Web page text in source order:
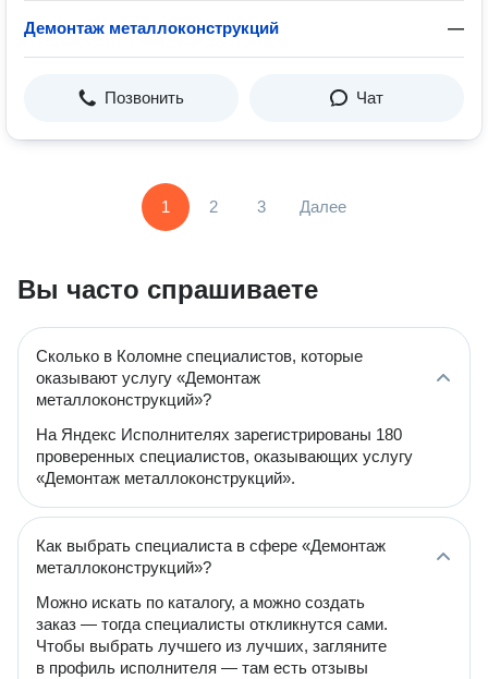
Демонтаж металлоконструкций —
Позвонить Чат
1 2 3 Далее
Вы часто спрашиваете
Сколько в Коломне специалистов, которые
оказывают услугу «Демонтаж
металлоконструкций»?
На Яндекс Исполнителях зарегистрированы 180
проверенных специалистов, оказывающих услугу
«Демонтаж металлоконструкций».
Как выбрать специалиста в сфере «Демонтаж
металлоконструкций»?
Можно искать по каталогу, а можно создать
заказ — тогда специалисты откликнутся сами.
Чтобы выбрать лучшего из лучших, загляните
в профиль исполнителя — там есть отзывы